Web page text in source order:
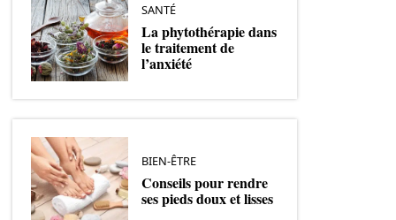
SANTÉ
La phytothérapie dans
le traitement de
l’anxiété
BIEN-ÊTRE
Conseils pour rendre
ses pieds doux et lisses